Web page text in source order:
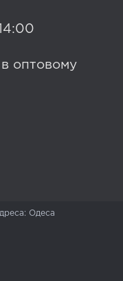
в оптовому
Одеса